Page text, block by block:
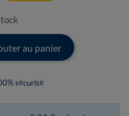
au panier
sécurisé